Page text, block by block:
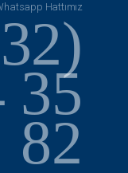
Hattımız
35
82